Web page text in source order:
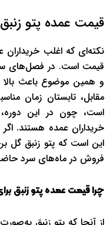
قیمت عمده پتو
نکته‌ای که اغلب خریداران
قیمت است. در فصل‌های
و همین موضوع باعث
مقابل، تابستان زمان
است، چون در این دوره،
خریداران عمده هستند.
این است که پتو زنبق گل
فروش در ماه‌های سرد
چرا قیمت عمده پتو زنبق